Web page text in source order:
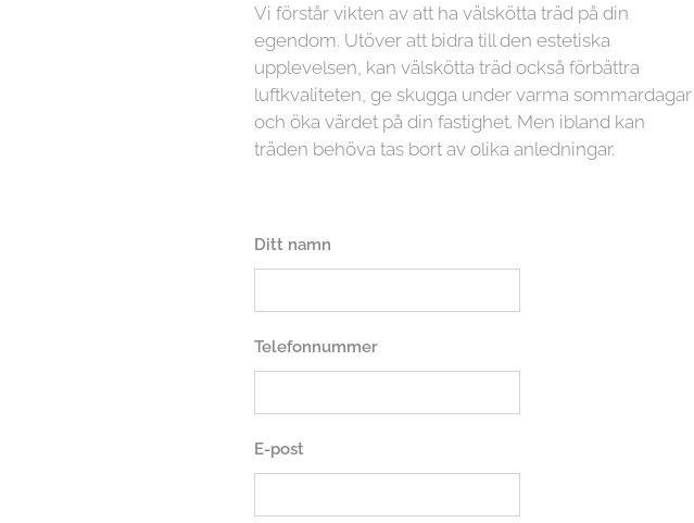
Vi förstår vikten av att ha välskötta träd på din
egendom. Utöver att bidra till den estetiska
upplevelsen, kan välskötta träd också förbättra
luftkvaliteten, ge skugga under varma sommardagar
och öka värdet på din fastighet. Men ibland kan
träden behöva tas bort av olika anledningar.
Ditt namn
Telefonnummer
E-post